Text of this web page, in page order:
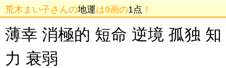
荒木まい子さんの地運は9画の1点 ！
薄幸 消極的 短命 逆境 孤独 知
力 衰弱